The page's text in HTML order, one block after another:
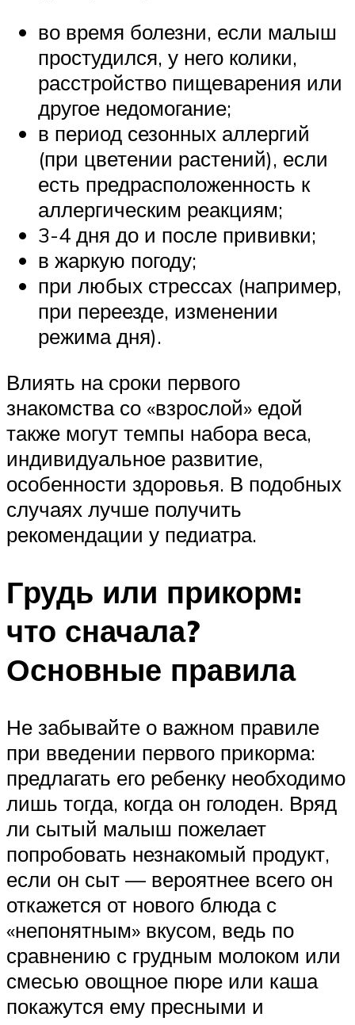
во время болезни, если малыш
простудился, у него колики,
расстройство пищеварения или
другое недомогание;
в период сезонных аллергий
(при цветении растений), если
есть предрасположенность к
аллергическим реакциям;
3-4 дня до и после прививки;
в жаркую погоду;
при любых стрессах (например,
при переезде, изменении
режима дня).
Влиять на сроки первого
знакомства со «взрослой» едой
также могут темпы набора веса,
индивидуальное развитие,
особенности здоровья. В подобных
случаях лучше получить
рекомендации у педиатра.
Грудь или прикорм:
что сначала?
Основные правила
Не забывайте о важном правиле
при введении первого прикорма:
предлагать его ребенку необходимо
лишь тогда, когда он голоден. Вряд
ли сытый малыш пожелает
попробовать незнакомый продукт,
если он сыт — вероятнее всего он
откажется от нового блюда с
«непонятным» вкусом, ведь по
сравнению с грудным молоком или
смесью овощное пюре или каша
покажутся ему пресными и